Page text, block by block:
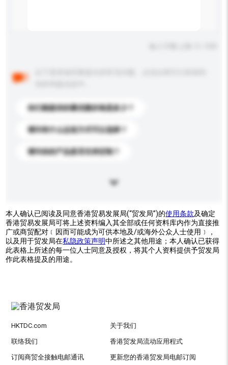
你们能提供的最优惠价格是多少？
请问有什么运送方式可以选择？
请问你的产品是否支持定制？
本人确认已阅读及同意香港贸易发展局(“贸发局”)的使用条款及确定
香港贸易发展局可将上述资料编入其全部或任何资料库内作为直接推
广或商贸配对﹝因而可能成为可供本地及/或海外公众人士使用﹞，
以及用于贸发局在私隐政策声明中所述之其他用途；本人确认已获得
此表格上所述的每一位人士同意及授权，将其个人资料提供予贸发局
作此表格提及的用途。
HKTDC.com 关于我们
联络我们 香港贸发局流动应用程式
订阅商贸全接触电邮通讯 更新您的香港贸发局电邮订阅